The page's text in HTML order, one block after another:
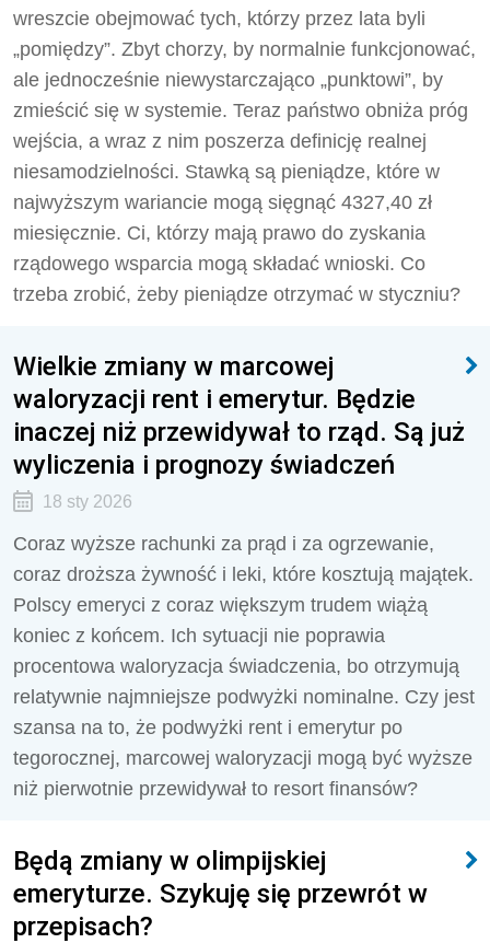
wreszcie obejmować tych, którzy przez lata byli
„pomiędzy”. Zbyt chorzy, by normalnie funkcjonować,
ale jednocześnie niewystarczająco „punktowi”, by
zmieścić się w systemie. Teraz państwo obniża próg
wejścia, a wraz z nim poszerza definicję realnej
niesamodzielności. Stawką są pieniądze, które w
najwyższym wariancie mogą sięgnąć 4327,40 zł
miesięcznie. Ci, którzy mają prawo do zyskania
rządowego wsparcia mogą składać wnioski. Co
trzeba zrobić, żeby pieniądze otrzymać w styczniu?
Wielkie zmiany w marcowej
waloryzacji rent i emerytur. Będzie
inaczej niż przewidywał to rząd. Są już
wyliczenia i prognozy świadczeń
18 sty 2026
Coraz wyższe rachunki za prąd i za ogrzewanie,
coraz droższa żywność i leki, które kosztują majątek.
Polscy emeryci z coraz większym trudem wiążą
koniec z końcem. Ich sytuacji nie poprawia
procentowa waloryzacja świadczenia, bo otrzymują
relatywnie najmniejsze podwyżki nominalne. Czy jest
szansa na to, że podwyżki rent i emerytur po
tegorocznej, marcowej waloryzacji mogą być wyższe
niż pierwotnie przewidywał to resort finansów?
Będą zmiany w olimpijskiej
emeryturze. Szykuję się przewrót w
przepisach?